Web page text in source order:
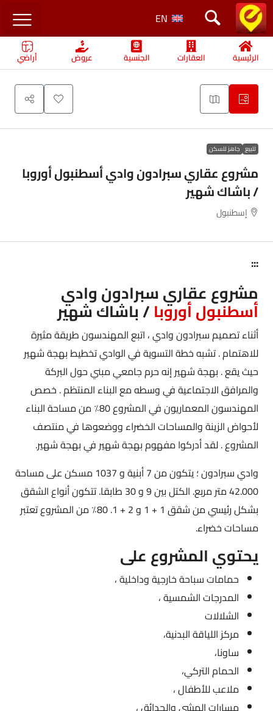
EN
الرئيسية العقارات الجنسية عروض أراضي
للبيع جاهز للسكن
مشروع عقاري سبرادون وادي أسطنبول أوروبا
/ باشاك شهير
إسطنبول
:::
مشروع عقاري سبرادون وادي
أسطنبول أوروبا/ باشاك شهير
أثناء تصميم سبرادون وادي، اتبع المهندسون طريقة مثيرة
للاهتمام . تشبه خطة التسوية في الوادي تخطيط بهجة شهير
حيث يقع . بهجة شهير إنه حرم جامعي مبني حول البركة
والمرافق الاجتماعية في وسطه مع البناء المنتظم . خصص
المهندسون المعماريون في المشروع 80٪ من مساحة البناء
لأحواض الزينة والمساحات الخضراء ووضعوها في منتصف
المشروع . لقد أدركوا مفهوم بهجة شهير في بهجة شهير.
وادي سبرادون
؛ يتكون من 7 أبنية و 1037 مسكن على مساحة
42.000 متر مربع. الكتل بين 9 و 30 طابقا. تتكون أنواع الشقق
بشكل رئيسي من شقق 1 + 1 و 2 + 1. 80٪ من المشروع تعتبر
مساحات خضراء.
يحتوي المشروع على
حمامات سباحة خارجية وداخلية ،
المدرجات الشمسية ،
الشلالات
مركز اللياقة البدنية،
ساونا،
الحمام التركي،
ملاعب للأطفال ،
مسارات المشي والحدائق ،